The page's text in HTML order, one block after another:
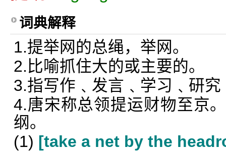
词典解释
1.提举网的总绳，举网。
2.比喻抓住大的或主要的。
3.指写作﹑发言﹑学习﹑研
4.唐宋称总领提运财物至京
纲。
(1) [take a net by the